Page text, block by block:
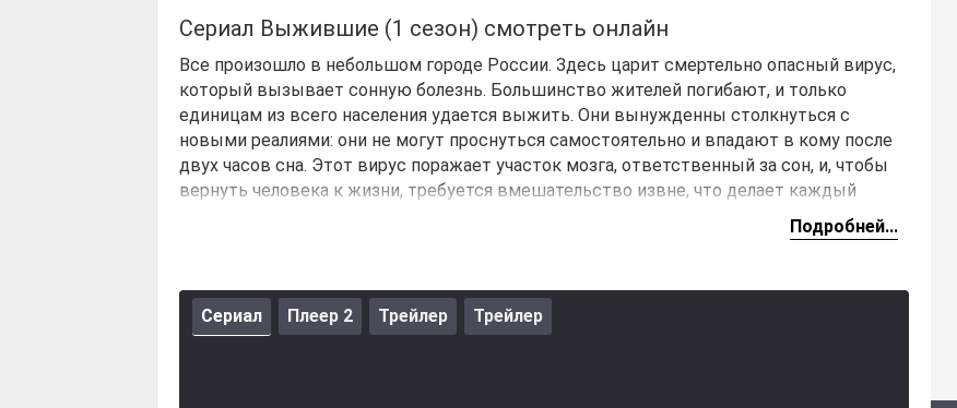
Сериал Выжившие (1 сезон) смотреть онлайн
Все произошло в небольшом городе России. Здесь царит смертельно опасный вирус,
который вызывает сонную болезнь. Большинство жителей погибают, и только
единицам из всего населения удается выжить. Они вынужденны столкнуться с
новыми реалиями: они не могут проснуться самостоятельно и впадают в кому после
двух часов сна. Этот вирус поражает участок мозга, ответственный за сон, и, чтобы
вернуть человека к жизни, требуется вмешательство извне, что делает каждый
стороны вооруженных банд и стаи одичавших собак заставляет выживших
объединиться, хотя доверия между ними нет. Персонажи принимают сложные
Подробней...
Сериал Плеер 2 Трейлер Трейлер